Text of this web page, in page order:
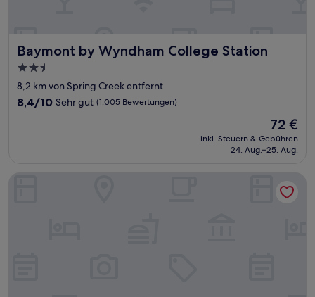
Baymont by Wyndham College Station
Baymont by Wyndham College Station
2.5-
Sterne-
Unterkunft
8,2 km von Spring Creek entfernt
8.4
Bewertungen)
8,4/10 Sehr gut (1.005 Bewertungen)
Der
Preis
beträgt
72 €
inkl. Steuern & Gebühren
24. Aug.–25. Aug.